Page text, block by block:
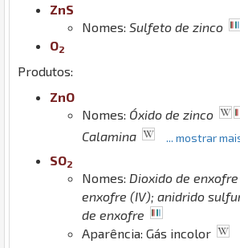
ZnS
Nomes: Sulfeto de zinco
O2
Produtos:
ZnO
Nomes: Óxido de zinco
Calamina
... mostrar
SO2
Nomes: Dioxido de enxofre
enxofre (IV); anidrido
de enxofre
Aparência: Gás incolor